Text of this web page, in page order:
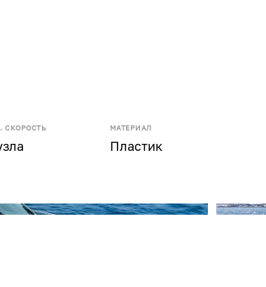
СКОРОСТЬ МАТЕРИАЛ
Пластик